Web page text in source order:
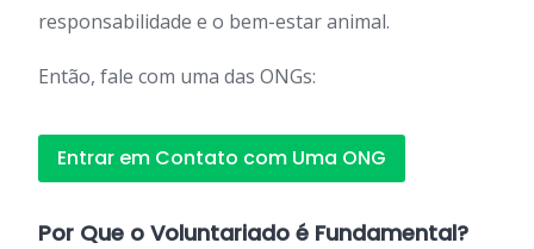
responsabilidade e o bem-estar animal.
Então, fale com uma das ONGs:
Entrar em Contato com Uma ONG
Por Que o Voluntariado é Fundamental?